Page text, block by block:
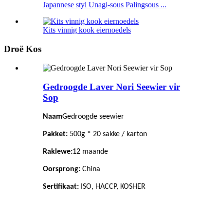
Japannese styl Unagi-sous Palingsous ...
Kits vinnig kook eiernoedels
Droë Kos
Gedroogde Laver Nori Seewier vir
Sop
NaamGedroogde seewier
Pakket: 500g * 20 sakke / karton
Raklewe:12 maande
Oorsprong: China
Sertifikaat: ISO, HACCP, KOSHER